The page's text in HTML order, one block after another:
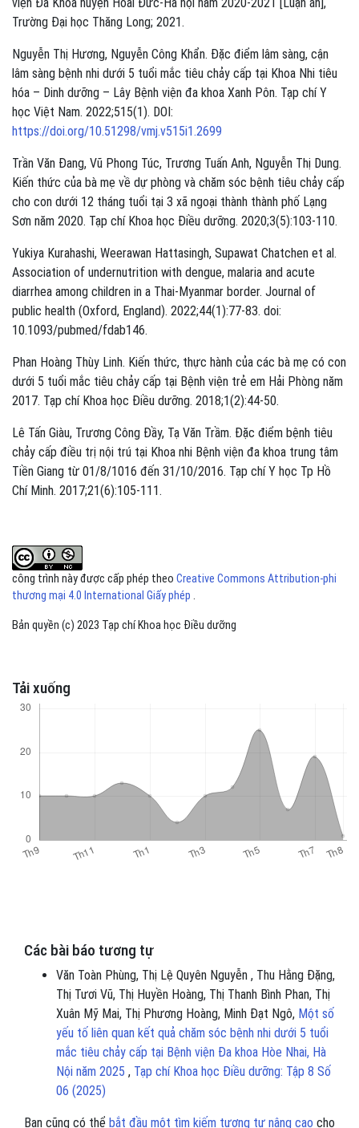
Tải xuống
Trường Đại học Thăng Long; 2021.
Nguyễn Thị Hương, Nguyễn Công Khẩn. Đặc điểm lâm sàng, cận
lâm sàng bệnh nhi dưới 5 tuổi mắc tiêu chảy cấp tại Khoa Nhi tiêu
hóa – Dinh dưỡng – Lây Bệnh viện đa khoa Xanh Pôn. Tạp chí Y
học Việt Nam. 2022;515(1). DOI:
https://doi.org/10.51298/vmj.v515i1.2699
Trần Văn Đang, Vũ Phong Túc, Trương Tuấn Anh, Nguyễn Thị Dung.
Kiến thức của bà mẹ về dự phòng và chăm sóc bệnh tiêu chảy cấp
cho con dưới 12 tháng tuổi tại 3 xã ngoại thành thành phố Lạng
Sơn năm 2020. Tạp chí Khoa học Điều dưỡng. 2020;3(5):103-110.
Yukiya Kurahashi, Weerawan Hattasingh, Supawat Chatchen et al.
Association of undernutrition with dengue, malaria and acute
diarrhea among children in a Thai-Myanmar border. Journal of
public health (Oxford, England). 2022;44(1):77-83. doi:
10.1093/pubmed/fdab146.
Phan Hoàng Thùy Linh. Kiến thức, thực hành của các bà mẹ có con
dưới 5 tuổi mắc tiêu chảy cấp tại Bệnh viện trẻ em Hải Phòng năm
2017. Tạp chí Khoa học Điều dưỡng. 2018;1(2):44-50.
Lê Tấn Giàu, Trương Công Đầy, Tạ Văn Trầm. Đặc điểm bệnh tiêu
chảy cấp điều trị nội trú tại Khoa nhi Bệnh viện đa khoa trung tâm
Tiền Giang từ 01/8/1016 đến 31/10/2016. Tạp chí Y học Tp Hồ
Chí Minh. 2017;21(6):105-111.
công trình này được cấp phép theo Creative Commons Attribution-phi
thương mại 4.0 International Giấy phép .
Bản quyền (c) 2023 Tạp chí Khoa học Điều dưỡng
Các bài báo tương tự
Văn Toàn Phùng, Thị Lệ Quyên Nguyễn , Thu Hằng Đặng,
Thị Tươi Vũ, Thị Huyền Hoàng, Thị Thanh Bình Phan, Thị
Xuân Mỹ Mai, Thị Phương Hoàng, Minh Đạt Ngô, Một số
yếu tố liên quan kết quả chăm sóc bệnh nhi dưới 5 tuổi
mắc tiêu chảy cấp tại Bệnh viện Đa khoa Hòe Nhai, Hà
Nội năm 2025 , Tạp chí Khoa học Điều dưỡng: Tập 8 Số
06 (2025)
Bạn cũng có thể bắt đầu một tìm kiếm tương tự nâng cao cho